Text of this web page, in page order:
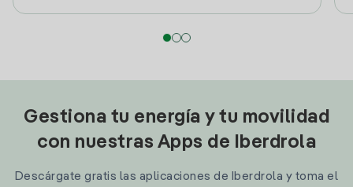
Gestiona tu energía y tu movilidad
con nuestras Apps de Iberdrola
Descárgate gratis las aplicaciones de Iberdrola y toma el